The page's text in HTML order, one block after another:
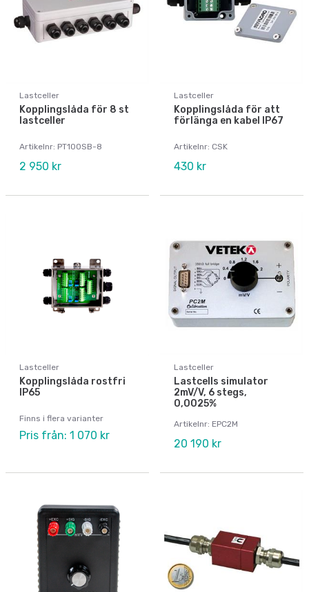
Lastceller
Kopplingslåda för 8 st
lastceller
Artikelnr: PT100SB-8
2 950 kr
Lastceller
Kopplingslåda för att
förlänga en kabel IP67
Artikelnr: CSK
430 kr
Lastceller
Kopplingslåda rostfri
IP65
Finns i flera varianter
Pris från: 1 070 kr
Lastceller
Lastcells simulator
2mV/V, 6 stegs,
0,0025%
Artikelnr: EPC2M
20 190 kr